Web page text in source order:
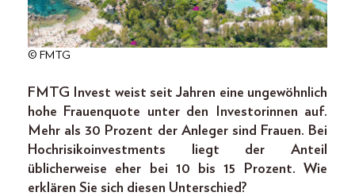
© FMTG
FMTG Invest weist seit Jahren eine ungewöhnlich
hohe Frauenquote unter den Investorinnen auf.
Mehr als 30 Prozent der Anleger sind Frauen. Bei
Hochrisikoinvestments liegt der Anteil
üblicherweise eher bei 10 bis 15 Prozent. Wie
erklären Sie sich diesen Unterschied?